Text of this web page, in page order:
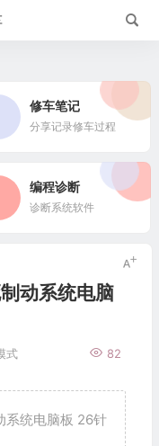
修车笔记
分享记录修车过程
编程诊断
诊断系统软件
动系统电脑
82
式
系统电脑板 26针